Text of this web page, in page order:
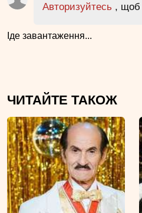
Авторизуйтесь , щоб
Іде завантаження...
ЧИТАЙТЕ ТАКОЖ